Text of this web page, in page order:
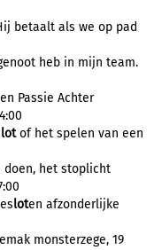
betaalt als we op pad
heb in mijn team.
Passie Achter
lotof het spelen van een
doen, het stoplicht
loten afzonderlijke
monsterzege, 19